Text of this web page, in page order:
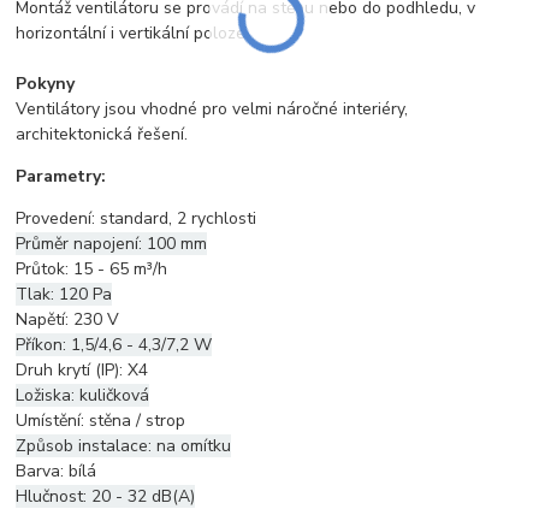
Montáž ventilátoru se provádí na stěnu nebo do podhledu, v
horizontální i vertikální poloze.
Pokyny
Ventilátory jsou vhodné pro velmi náročné interiéry,
architektonická řešení.
Parametry:
Provedení: standard, 2 rychlosti
Průměr napojení: 100 mm
Průtok: 15 - 65 m³/h
Tlak: 120 Pa
Napětí: 230 V
Příkon: 1,5/4,6 - 4,3/7,2 W
Druh krytí (IP): X4
Ložiska: kuličková
Umístění: stěna / strop
Způsob instalace: na omítku
Barva: bílá
Hlučnost: 20 - 32 dB(A)